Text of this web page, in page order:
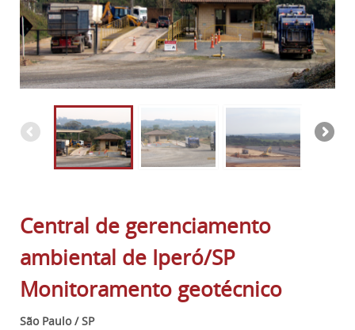
Central de gerenciamento
ambiental de Iperó/SP
Monitoramento geotécnico
São Paulo / SP